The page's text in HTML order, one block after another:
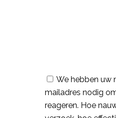
We hebben uw
mailadres nodig
reageren. Hoe